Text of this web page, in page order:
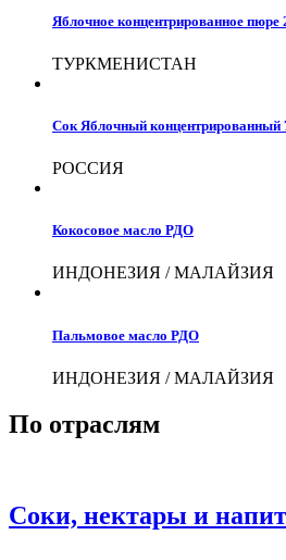
Яблочное концентрированное пюре
ТУРКМЕНИСТАН
Сок Яблочный концентрированный
РОССИЯ
Кокосовое масло РДО
ИНДОНЕЗИЯ / МАЛАЙЗИЯ
Пальмовое масло РДО
ИНДОНЕЗИЯ / МАЛАЙЗИЯ
По отраслям
Соки, нектары и